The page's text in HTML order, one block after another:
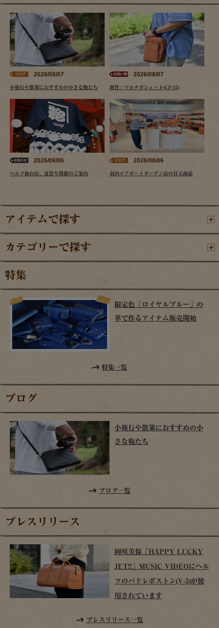
2026/08/07
小旅行や散策におすすめの小さな鞄たち
2026/08/07
新作：マルチポシェット(CP-15)
2026/08/06
ヘルツ仙台店、夏祭り開催のご案内
2026/08/06
羽田エアポートガーデン店の目玉商品
アイテムで探す
カテゴリーで探す
特集
限定色「ロイヤルブルー」の
革で作るアイテム販売開始
特集一覧
ブログ
小旅行や散策におすすめの小
さな鞄たち
ブログ一覧
プレスリリース
岡咲美保「HAPPY LUCKY
JET!!」MUSIC VIDEOにヘル
ツのパドレボストン(V-5)が使
用されています
プレスリリース一覧